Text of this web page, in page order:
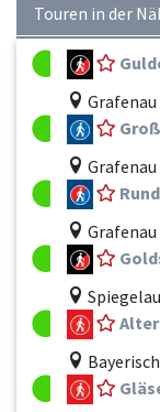
Touren in der
Grafenau
Grafenau
Grafenau
Spiegelau
Alternativroute